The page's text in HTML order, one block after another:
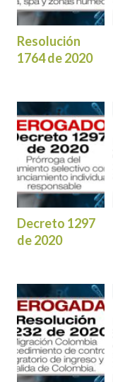
Resolución
1764 de 2020
Decreto 1297
de 2020